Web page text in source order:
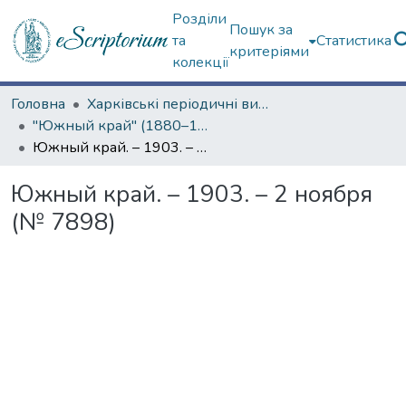
Розділи
та
колекції
Пошук за
критеріями
Статистика
Головна
Харківські періодичні видання
"Южный край" (1880–1919 гг.)
Южный край. – 1903. – 2 ноября (№ 7898)
Южный край. – 1903. – 2 ноября
(№ 7898)